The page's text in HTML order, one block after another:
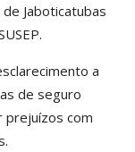
Jaboticatubas
a
de seguro
prejuízos com